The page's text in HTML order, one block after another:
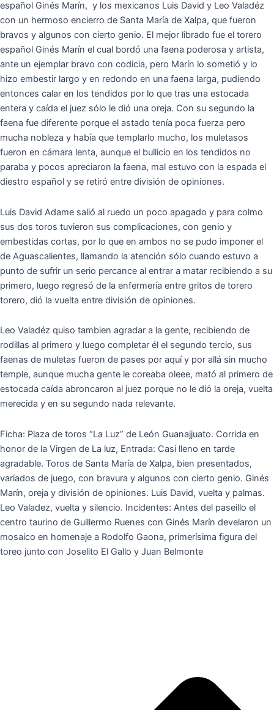
español Ginés Marín, y los mexicanos Luis David y Leo Valadéz
con un hermoso encierro de Santa María de Xalpa, que fueron
bravos y algunos con cierto genio. El mejor librado fue el torero
español Ginés Marín el cual bordó una faena poderosa y artista,
ante un ejemplar bravo con codicia, pero Marín lo sometió y lo
hizo embestir largo y en redondo en una faena larga, pudiendo
entonces calar en los tendidos por lo que tras una estocada
entera y caída el juez sólo le dió una oreja. Con su segundo la
faena fue diferente porque el astado tenía poca fuerza pero
mucha nobleza y había que templarlo mucho, los muletasos
fueron en cámara lenta, aunque el bullicio en los tendidos no
paraba y pocos apreciaron la faena, mal estuvo con la espada el
diestro español y se retiró entre división de opiniones.
Luis David Adame salió al ruedo un poco apagado y para colmo
sus dos toros tuvieron sus complicaciones, con genio y
embestidas cortas, por lo que en ambos no se pudo imponer el
de Aguascalientes, llamando la atención sólo cuando estuvo a
punto de sufrir un serio percance al entrar a matar recibiendo a su
primero, luego regresó de la enfermería entre gritos de torero
torero, dió la vuelta entre división de opiniones.
Leo Valadéz quiso tambien agradar a la gente, recibiendo de
rodillas al primero y luego completar él el segundo tercio, sus
faenas de muletas fueron de pases por aquí y por allá sin mucho
temple, aunque mucha gente le coreaba oleee, mató al primero de
estocada caída abroncaron al juez porque no le dió la oreja, vuelta
merecida y en su segundo nada relevante.
Ficha: Plaza de toros “La Luz” de León Guanajjuato. Corrida en
honor de la Virgen de La luz, Entrada: Casi lleno en tarde
agradable. Toros de Santa María de Xalpa, bien presentados,
variados de juego, con bravura y algunos con cierto genio. Ginés
Marín, oreja y división de opiniones. Luis David, vuelta y palmas.
Leo Valadez, vuelta y silencio. Incidentes: Antes del paseillo el
centro taurino de Guillermo Ruenes con Ginés Marín develaron un
mosaico en homenaje a Rodolfo Gaona, primerísima figura del
toreo junto con Joselito El Gallo y Juan Belmonte